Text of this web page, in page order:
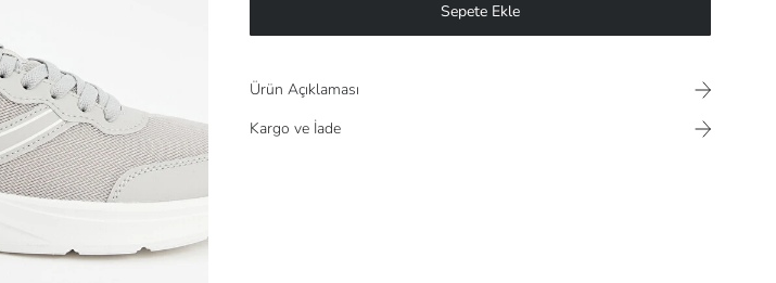
Sepete Ekle
Ürün Açıklaması
Kargo ve İade